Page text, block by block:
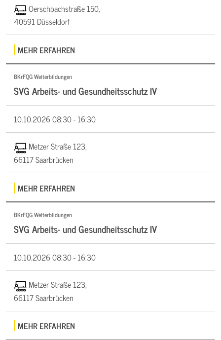
Oerschbachstraße 150,
40591 Düsseldorf
MEHR ERFAHREN
BKrFQG Weiterbildungen
SVG Arbeits- und Gesundheitsschutz IV
10.10.202608:30 - 16:30
Metzer Straße 123,
66117 Saarbrücken
MEHR ERFAHREN
BKrFQG Weiterbildungen
SVG Arbeits- und Gesundheitsschutz IV
10.10.202608:30 - 16:30
Metzer Straße 123,
66117 Saarbrücken
MEHR ERFAHREN